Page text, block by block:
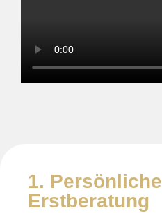
1. Persönliche
Erstberatung